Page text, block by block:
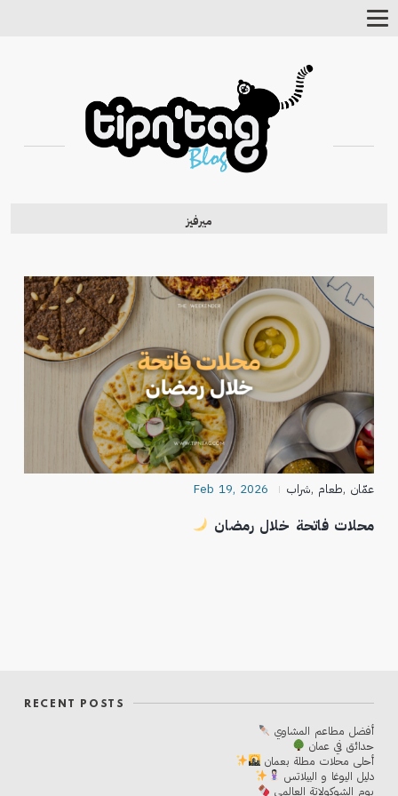
Toggle
ميرفيز
Feb 19, 2026 شراب, طعام, عمّان
محلات فاتحة خلال رمضان
RECENT POSTS
أفضل مطاعم المشاوي
حدائق في عمان
أحلی محلات مطلة بعمان
دليل اليوغا و البيلاتس
يوم الشوكولاتة العالمي